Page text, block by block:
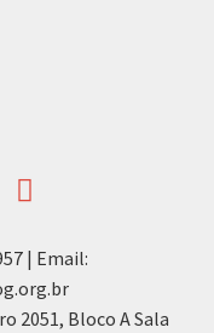
| Email:
2051, Bloco A Sala